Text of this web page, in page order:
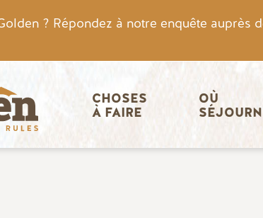
? Répondez à notre enquête
CHOSES
À FAIRE
OÙ